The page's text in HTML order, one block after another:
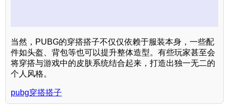
当然，PUBG的穿搭搭子不仅仅依赖于服装本身，一些配
件如头盔、背包等也可以提升整体造型。有些玩家甚至会
将穿搭与游戏中的皮肤系统结合起来，打造出独一无二的
个人风格。
pubg穿搭搭子